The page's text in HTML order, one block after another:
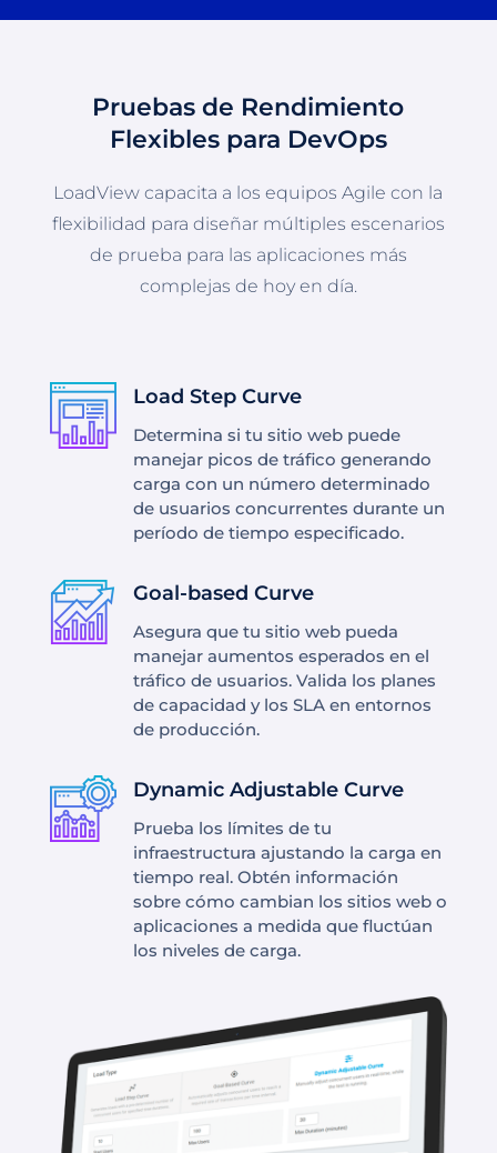
Pruebas de Rendimiento
Flexibles para DevOps
LoadView capacita a los equipos Agile con la
flexibilidad para diseñar múltiples escenarios
de prueba para las aplicaciones más
complejas de hoy en día.
Load Step Curve
Determina si tu sitio web puede
manejar picos de tráfico generando
carga con un número determinado
de usuarios concurrentes durante un
período de tiempo especificado.
Goal-based Curve
Asegura que tu sitio web pueda
manejar aumentos esperados en el
tráfico de usuarios. Valida los planes
de capacidad y los SLA en entornos
de producción.
Dynamic Adjustable Curve
Prueba los límites de tu
infraestructura ajustando la carga en
tiempo real. Obtén información
sobre cómo cambian los sitios web o
aplicaciones a medida que fluctúan
los niveles de carga.